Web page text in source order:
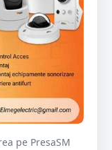
pe PresaSM